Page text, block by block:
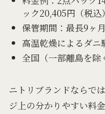
ック20,405円（税込
保管期間：最長9ヶ月
高温乾燥によるダニ
全国（一部離島を除
ニトリブランドならで
ジ上の分かりやすい料